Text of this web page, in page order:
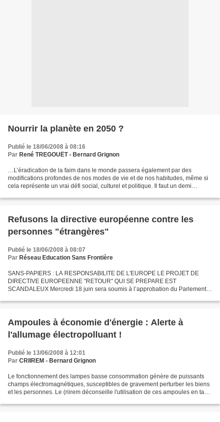
Nourrir la planète en 2050 ?
Publié le 18/06/2008 à 08:16
Par René TREGOUËT - Bernard Grignon
…L’éradication de la faim dans le monde passera également par des
modifications profondes de nos modes de vie et de nos habitudes, même si
cela représente un vrai défi social, culturel et politique. Il faut un demi
Refusons la directive européenne contre les
personnes "étrangères"
Publié le 18/06/2008 à 08:07
Par Réseau Education Sans Frontière
SANS-PAPIERS : LA RESPONSABILITE DE L'EUROPE LE PROJET DE
DIRECTIVE EUROPEENNE "RETOUR" QUI SE PREPARE EST
SCANDALEUX Mercredi 18 juin sera soumis à l’approbation du Parlement
conditions...
Ampoules à économie d'énergie : Alerte à
l'allumage électropolluant !
Publié le 13/06/2008 à 12:01
Par CRIIREM - Bernard Grignon
Le fonctionnement des lampes basse consommation génère de puissants
champs électromagnétiques, susceptibles de gravement perturber les biens
et les personnes. Le (riirem déconseille l'utilisation de ces ampoules en tant